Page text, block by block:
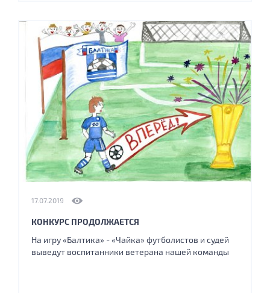
17.07.2019
КОНКУРС ПРОДОЛЖАЕТСЯ
На игру «Балтика» - «Чайка» футболистов и судей
выведут воспитанники ветерана нашей команды